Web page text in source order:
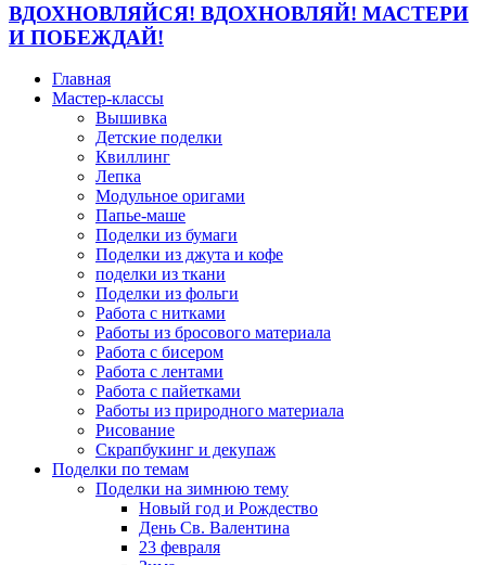
ВДОХНОВЛЯЙСЯ! ВДОХНОВЛЯЙ! МАСТЕРИ
И ПОБЕЖДАЙ!
Главная
Мастер-классы
Вышивка
Детские поделки
Квиллинг
Лепка
Модульное оригами
Папье-маше
Поделки из бумаги
Поделки из джута и кофе
поделки из ткани
Поделки из фольги
Работа с нитками
Работы из бросового материала
Работа с бисером
Работа с лентами
Работа с пайетками
Работы из природного материала
Рисование
Скрапбукинг и декупаж
Поделки по темам
Поделки на зимнюю тему
Новый год и Рождество
День Св. Валентина
23 февраля